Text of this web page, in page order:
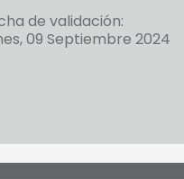
de validación:
09 Septiembre 2024